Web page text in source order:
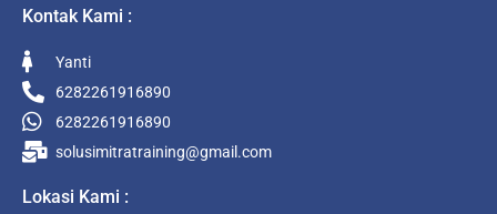
Kontak Kami :
Yanti
6282261916890
6282261916890
solusimitratraining@gmail.com
Lokasi Kami :